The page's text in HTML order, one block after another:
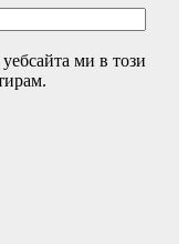
ми в този